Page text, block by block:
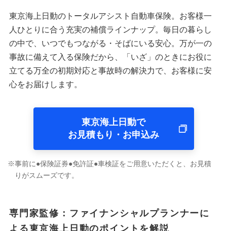
東京海上日動のトータルアシスト自動車保険。お客様一
人ひとりに合う充実の補償ラインナップ。毎日の暮らし
の中で、いつでもつながる・そばにいる安心。万が一の
事故に備えて入る保険だから、「いざ」のときにお役に
立てる万全の初期対応と事故時の解決力で、お客様に安
心をお届けします。
東京海上日動で
お見積もり・お申込み
事前に●保険証券●免許証●車検証をご用意いただくと、お見積
りがスムーズです。
専門家監修：ファイナンシャルプランナーに
よる東京海上日動のポイントを解説